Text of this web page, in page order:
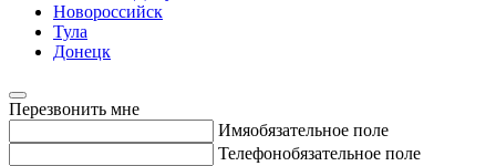
Новороссийск
Тула
Донецк
Перезвонить мне
Имяобязательное поле
Телефонобязательное поле